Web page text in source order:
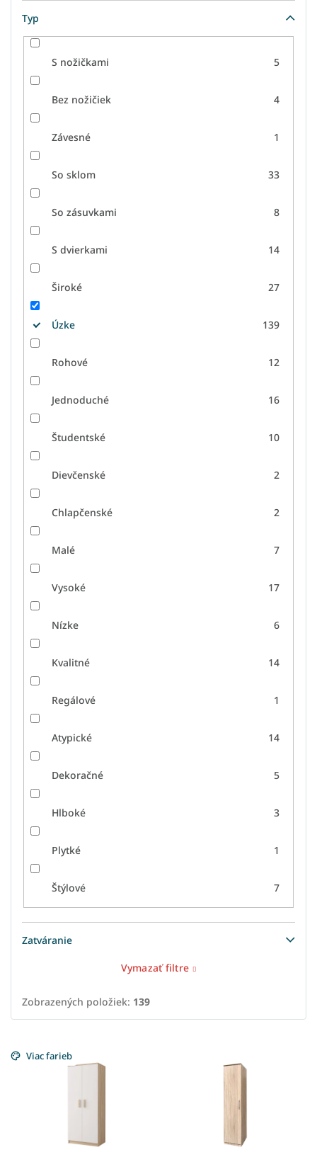
Typ
S nožičkami 5
Bez nožičiek 4
Závesné 1
So sklom 33
So zásuvkami 8
S dvierkami 14
Široké 27
Úzke 139
Rohové 12
Jednoduché 16
Študentské 10
Dievčenské 2
Chlapčenské 2
Malé 7
Vysoké 17
Nízke 6
Kvalitné 14
Regálové 1
Atypické 14
Dekoračné 5
Hlboké 3
Plytké 1
Štýlové 7
Zatváranie
Vymazať filtre
Zobrazených položiek: 139
ý
Viac farieb